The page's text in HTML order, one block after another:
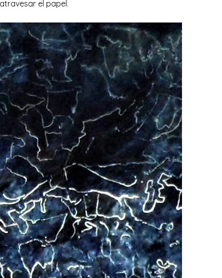
atravesar el papel.